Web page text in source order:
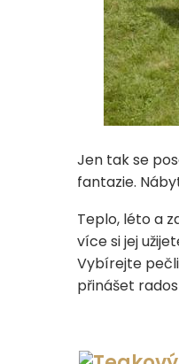
Jen tak se
fantazie.
Teplo, léto a
více si jej
Vybírejte
přinášet